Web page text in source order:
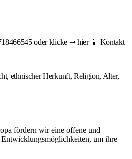
oder klicke ➞ hier 📱 Kontakt
ethnischer Herkunft, Religion, Alter,
fördern wir eine offene und
Entwicklungsmöglichkeiten, um ihre